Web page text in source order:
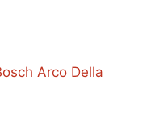
Arco Della